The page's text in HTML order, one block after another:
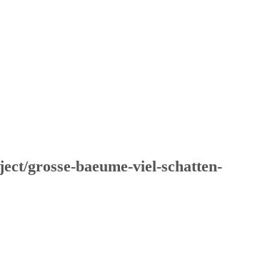
grosse-baeume-viel-schatten-